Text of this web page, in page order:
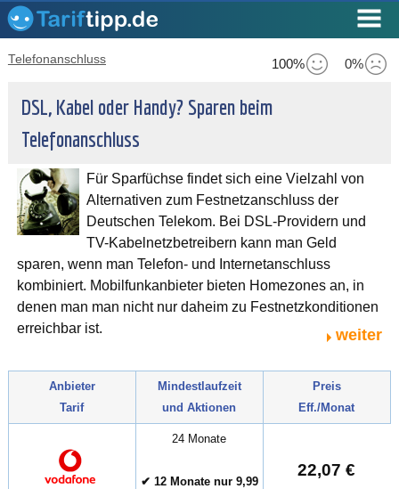
100% 0%
Telefonanschluss
DSL, Kabel oder Handy? Sparen beim
Telefonanschluss
Für Sparfüchse findet sich eine Vielzahl von
Alternativen zum Festnetzanschluss der
Deutschen Telekom. Bei DSL-Providern und
TV-Kabelnetzbetreibern kann man Geld
sparen, wenn man Telefon- und Internetanschluss
kombiniert. Mobilfunkanbieter bieten Homezones an, in
denen man man nicht nur daheim zu Festnetzkonditionen
erreichbar ist.
weiter
Anbieter
Tarif
Mindestlaufzeit
und Aktionen
Preis
Eff./Monat
24 Monate
✔ 12 Monate nur 9,99
22,07 €